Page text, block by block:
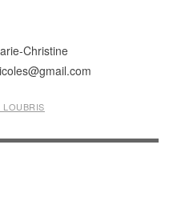
Christine
LOUBRIS